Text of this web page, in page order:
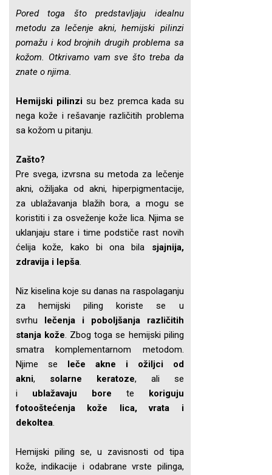
Pored toga što predstavljaju idealnu
metodu za lečenje akni, hemijski pilinzi
pomažu i kod brojnih drugih problema sa
kožom. Otkrivamo vam sve što treba da
znate o njima.
Hemijski pilinzisu bez premca kada su
nega kože i rešavanje različitih problema
sa kožom u pitanju.
Zašto?
Pre svega, izvrsna su metoda za lečenje
akni, ožiljaka od akni, hiperpigmentacije,
za ublažavanja blažih bora, a mogu se
koristiti i za osveženje kože lica. Njima se
uklanjaju stare i time podstiče rast novih
ćelija kože, kako bi ona bila sjajnija,
zdravija i lepša.
Niz kiselina koje su danas na raspolaganju
za hemijski piling koriste se u
svrhu lečenja i poboljšanja različitih
stanja kože. Zbog toga se hemijski piling
smatra komplementarnom metodom.
Njime se leče akne i ožiljci od
akni, solarne keratoze, ali se
i ublažavaju bore te koriguju
fotooštećenja kože lica, vrata i
dekoltea.
Hemijski piling se, u zavisnosti od tipa
kože, indikacije i odabrane vrste pilinga,